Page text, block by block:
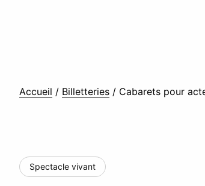
Accueil / Billetteries / Cabarets pour
Spectacle vivant